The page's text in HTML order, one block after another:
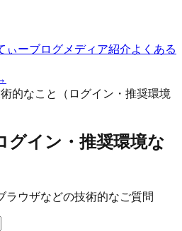
ぃーブログ メディア紹介よくある
的なこと（ログイン・推奨環境
グイン・推奨環境な
ラウザなどの技術的なご質問